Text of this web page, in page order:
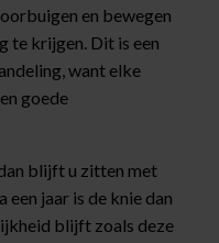
en bewegen
te krijgen. Dit is een
want elke
goede
blijft u zitten met
jaar is de knie dan
blijft zoals deze